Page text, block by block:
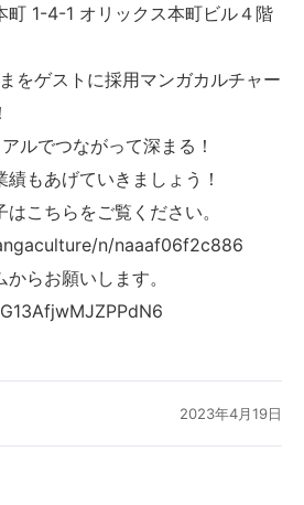
町 1-4-1 オリックス本町ビル４階
をゲストに採用マンガカルチャー
ルでつながって深まる！
もあげていきましょう！
こちらをご覧ください。
n/naaaf06f2c886
らお願いします。
2023年4月19日